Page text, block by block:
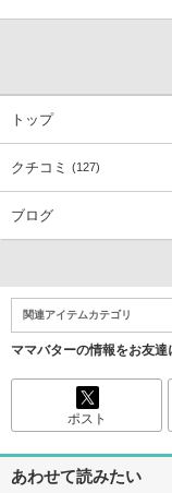
トップ
クチコミ (127)
ブログ
関連アイテムカテゴリ
ママバターの情報をお友
ポスト
あわせて読みたい